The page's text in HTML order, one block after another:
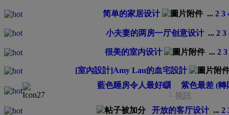
简单的家居设计 ... 2 3
小夫妻的两房一厅创意设计 ... 2 3
很美的室内设计 ... 2 3
[室內設計]Amy Lau的血宅設計
藍色睡房令人最好瞓 紫色最差 (轉
└ 視訊
开放的客厅设计 ... 2